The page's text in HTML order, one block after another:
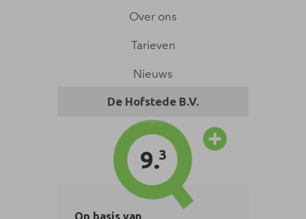
Over ons
Tarieven
Nieuws